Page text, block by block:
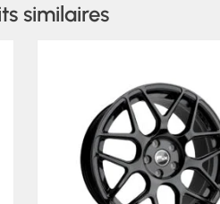
similaires